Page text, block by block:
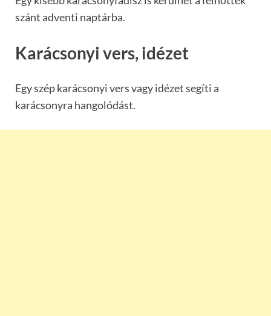
szánt adventi naptárba.
Karácsonyi vers, idézet
Egy szép karácsonyi vers vagy idézet segíti a
karácsonyra hangolódást.